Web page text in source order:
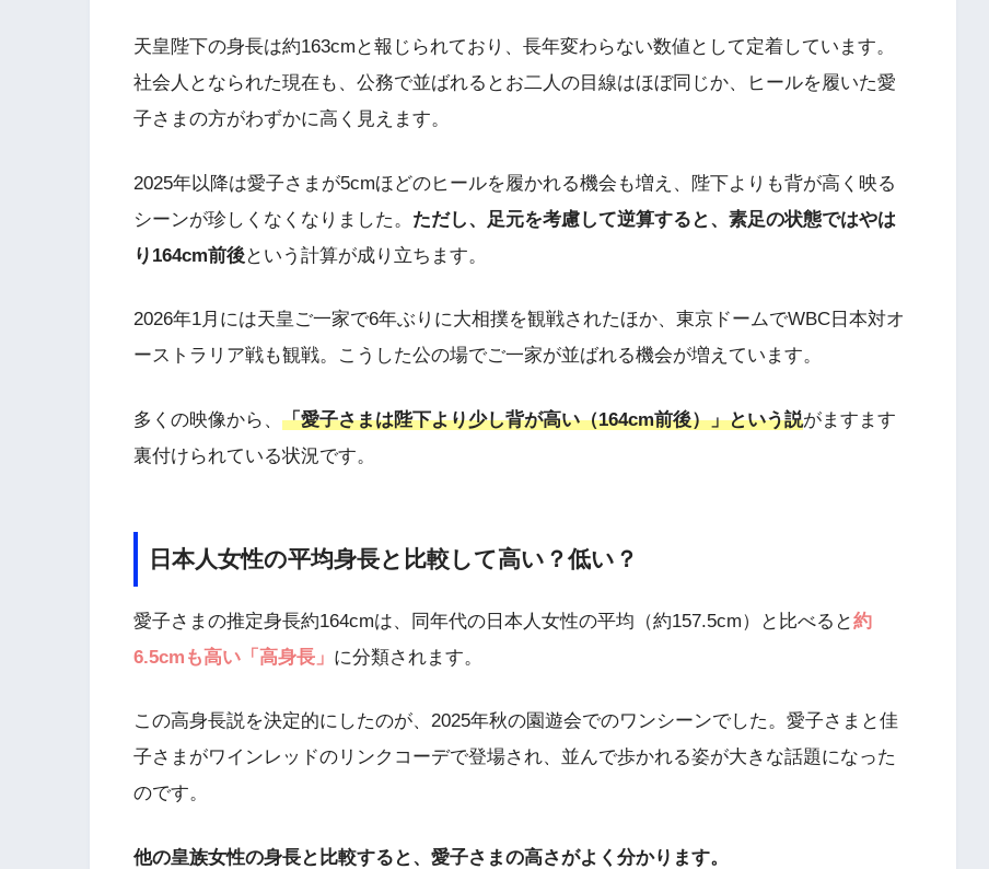
天皇陛下の身長は約163cmと報じられており、長年変わらない数値として定着しています。
社会人となられた現在も、公務で並ばれるとお二人の目線はほぼ同じか、ヒールを履いた愛
子さまの方がわずかに高く見えます。
2025年以降は愛子さまが5cmほどのヒールを履かれる機会も増え、陛下よりも背が高く映る
シーンが珍しくなくなりました。 ただし、足元を考慮して逆算すると、素足の状態ではやは
り164cm前後という計算が成り立ちます。
2026年1月には天皇ご一家で6年ぶりに大相撲を観戦されたほか、東京ドームでWBC日本対オ
ーストラリア戦も観戦。こうした公の場でご一家が並ばれる機会が増えています。
多くの映像から、 「愛子さまは陛下より少し背が高い（164cm前後）」という説がますます
裏付けられている状況です。
日本人女性の平均身長と比較して高い？低い？
愛子さまの推定身長約164cmは、同年代の日本人女性の平均（約157.5cm）と比べると約
6.5cmも高い「高身長」 に分類されます。
この高身長説を決定的にしたのが、2025年秋の園遊会でのワンシーンでした。愛子さまと佳
子さまがワインレッドのリンクコーデで登場され、並んで歩かれる姿が大きな話題になった
のです。
他の皇族女性の身長と比較すると、愛子さまの高さがよく分かります。